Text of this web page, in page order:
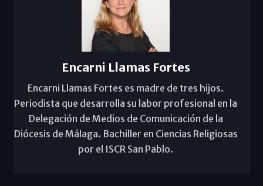
Encarni Llamas Fortes
Encarni Llamas Fortes es madre de tres hijos.
Periodista que desarrolla su labor profesional en la
Delegación de Medios de Comunicación de la
Diócesis de Málaga. Bachiller en Ciencias Religiosas
por el ISCR San Pablo.